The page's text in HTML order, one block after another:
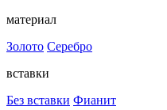
материал
Золото Серебро
вставки
Без вставки Фианит